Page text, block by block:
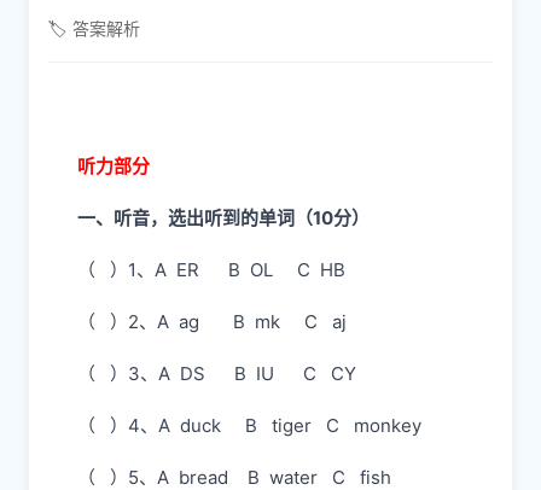
🏷️ 答案解析
听力部分
一、听音，选出听到的单词（10分）
（ ）1、A ER B OL C HB
（ ）2、A ag B mk C aj
（ ）3、A DS B IU C CY
（ ）4、A duck B tiger C monkey
（ ）5、A bread B water C fish